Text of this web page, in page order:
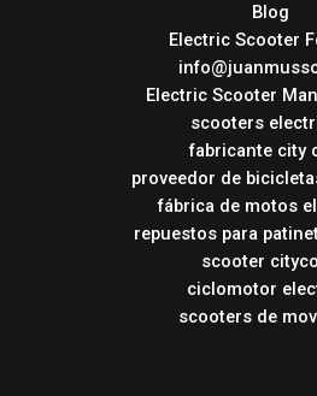
Blog
Electric Scooter
Electric Scooter
scooters
fabricante city
proveedor de
fábrica de motos
repuestos para
scooter
ciclomotor
scooters de